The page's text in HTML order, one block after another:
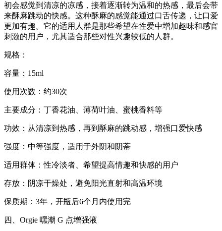
初会感觉到清凉的凉感，接着逐渐转为温和的热感，最后会带
来酥麻跳动的快感。这种酥麻的感觉能通过口舌传递，让口爱
更加有趣。它的适用人群是那些希望在性爱中增加趣味和感官
刺激的用户，尤其适合那些对性兴趣较低的人群。
规格：
容量：15ml
使用次数：约30次
主要成分：丁香花油、薄荷叶油、蜜桃香料等
功效：从清凉到热感，再到酥麻的跳动感，增强口爱快感
强度：中等强度，适用于外阴和阴蒂
适用群体：性冷淡者、希望提高情趣和快感的用户
存放：阴凉干燥处，避免阳光直射和高温环境
保质期：3年，开瓶后6个月内使用完
四、Orgie 嘿潮 G 点增强液